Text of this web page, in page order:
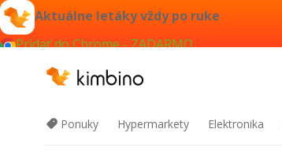
Aktuálne letáky vždy po ruke
Pridať do Chrome - ZADARMO
Ponuky Hypermarkety Elektronika